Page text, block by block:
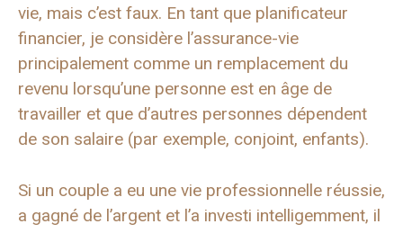
vie, mais c’est faux. En tant que planificateur
financier, je considère l’assurance-vie
principalement comme un remplacement du
revenu lorsqu’une personne est en âge de
travailler et que d’autres personnes dépendent
de son salaire (par exemple, conjoint, enfants).
Si un couple a eu une vie professionnelle réussie,
a gagné de l’argent et l’a investi intelligemment, il